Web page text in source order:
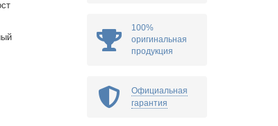
100%
оригинальная
продукция
Официальная
гарантия